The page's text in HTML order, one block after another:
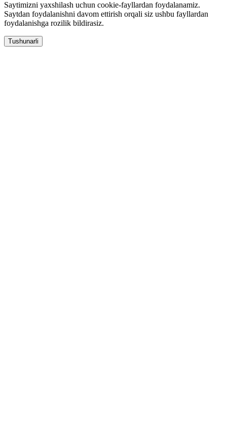
Saytimizni yaxshilash uchun cookie-fayllardan foydalanamiz.
Saytdan foydalanishni davom ettirish orqali siz ushbu fayllardan
foydalanishga rozilik bildirasiz.
Tushunarli